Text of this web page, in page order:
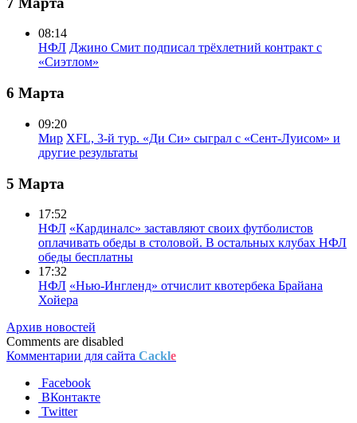
08:14
НФЛ Джино Смит подписал трёхлетний контракт с
«Сиэтлом»
6 Марта
09:20
Мир XFL, 3-й тур. «Ди Си» сыграл с «Сент-Луисом» и
другие результаты
5 Марта
17:52
НФЛ «Кардиналс» заставляют своих футболистов
оплачивать обеды в столовой. В остальных клубах НФЛ
обеды бесплатны
17:32
НФЛ «Нью-Ингленд» отчислит квотербека Брайана
Хойера
Архив новостей
Comments are disabled
Комментарии для сайта Cackle
Facebook
ВКонтакте
Twitter